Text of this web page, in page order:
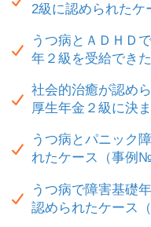
2級に認められたケ
うつ病とＡＤＨＤ
年２級を受給でき
社会的治癒が認め
厚生年金２級に決
うつ病とパニック
れたケース（事例
うつ病で障害基礎
認められたケース